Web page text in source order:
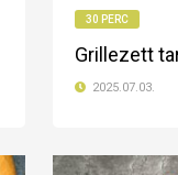
30 PERC
Grillezett
2025.07.03.